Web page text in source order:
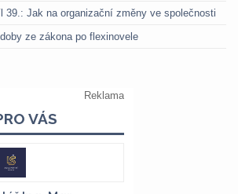
39.: Jak na organizační změny ve společnosti
ze zákona po flexinovele